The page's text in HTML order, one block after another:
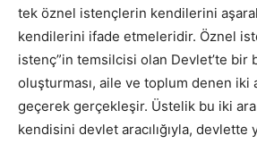
tek öznel istençlerin kendilerini
kendilerini ifade etmeleridir. Öznel
istenç”in temsilcisi olan Devlet’te bir
oluşturması, aile ve toplum denen iki
geçerek gerçekleşir. Üstelik bu iki ara
kendisini devlet aracılığıyla, devlette